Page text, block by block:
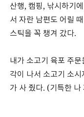
산행, 캠핑, 낚시하기
서 자란 남편도 어릴
스틱을 꼭 챙겨 갔다.
내가 소고기 육포 주
각이 나서 소고기 소
가 사 줬다. (기특한 나